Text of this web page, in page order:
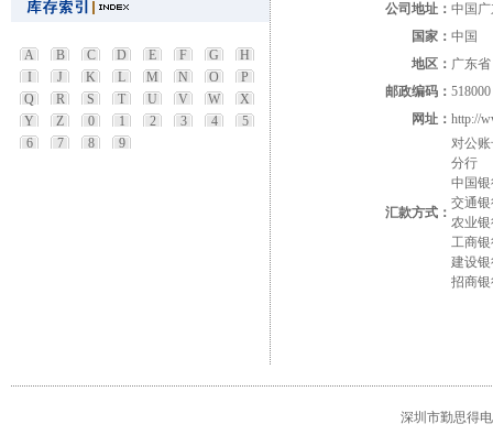
A B C D E F G
H
I
J K L M N O
P
Q
R S T U V W
X
Y
Z 0 1 2 3 4
5
6
7 8 9
公司地址： 中国
国家： 中国
地区： 广东省
邮政编码： 518000
网址： http://
汇款方式：
对公
分行
中国
交通
农业
工商
建设
招商
深圳市勤思得